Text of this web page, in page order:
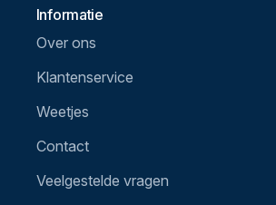
Informatie
Over ons
Klantenservice
Weetjes
Contact
Veelgestelde vragen